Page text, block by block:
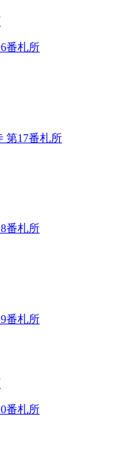
番札所
第17番札所
番札所
番札所
番札所